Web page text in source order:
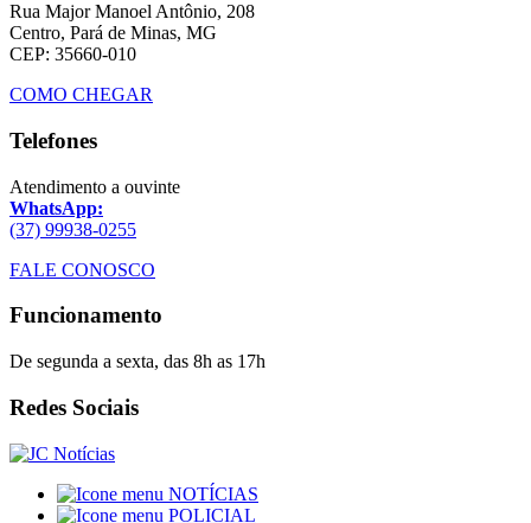
Rua Major Manoel Antônio, 208
Centro, Pará de Minas, MG
CEP: 35660-010
COMO CHEGAR
Telefones
Atendimento a ouvinte
WhatsApp:
(37) 99938-0255
FALE CONOSCO
Funcionamento
De segunda a sexta, das 8h as 17h
Redes Sociais
NOTÍCIAS
POLICIAL